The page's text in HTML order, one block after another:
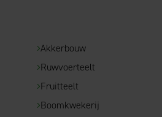
Akkerbouw
Ruwvoerteelt
Fruitteelt
Boomkwekerij